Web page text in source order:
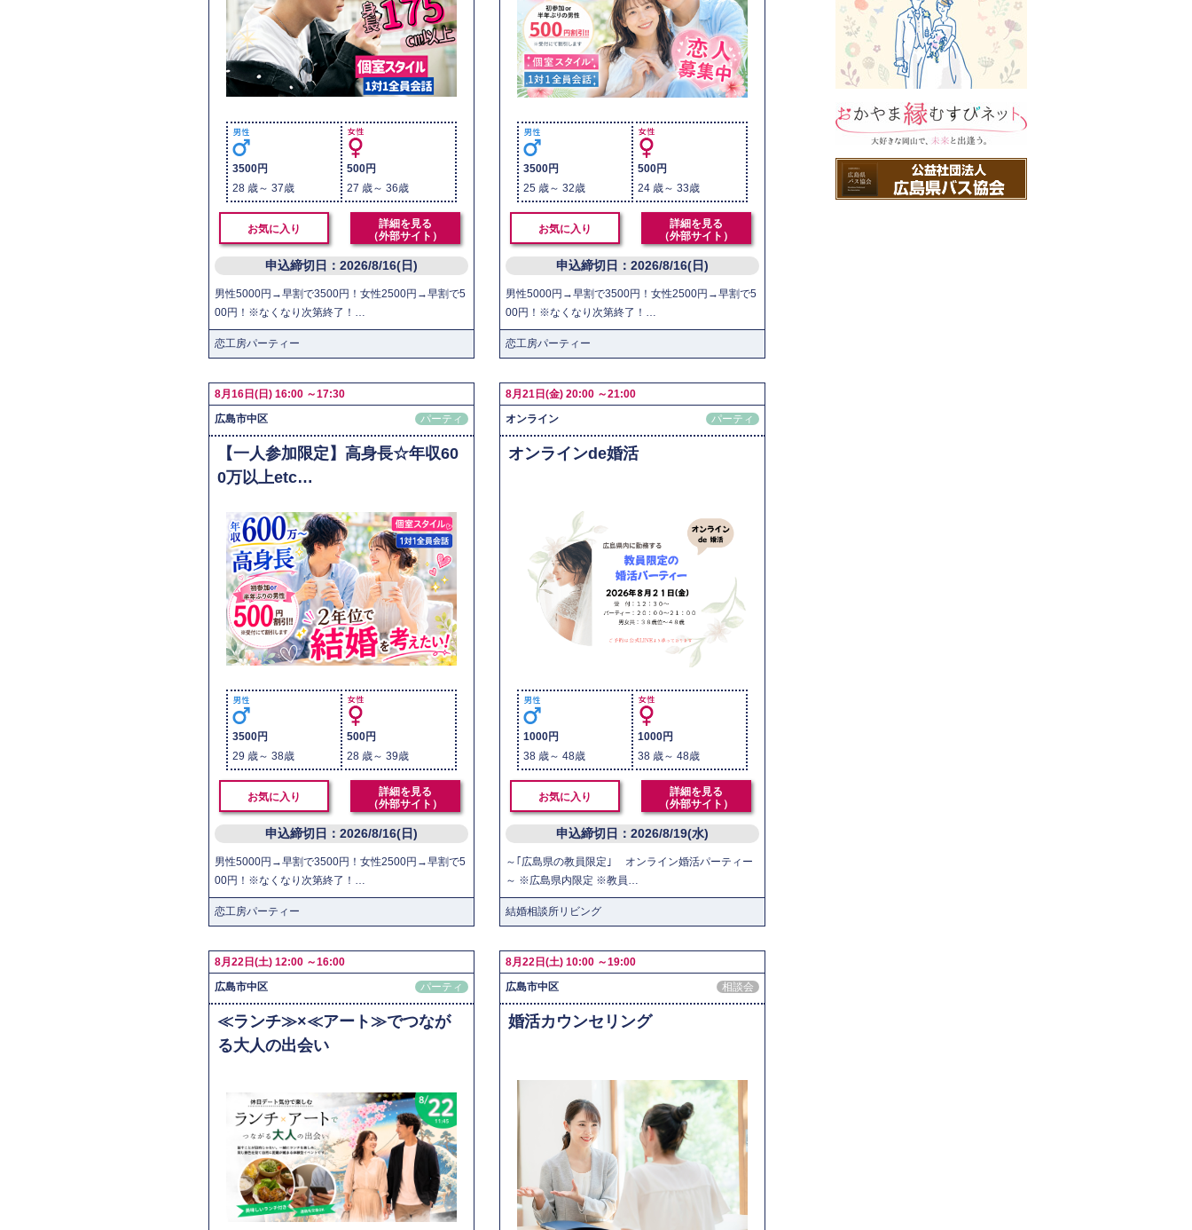
3500円
28 歳～ 37歳
500円
27 歳～ 36歳
お気に入り
詳細を見る
（外部サイト）
申込締切日：2026/8/16(日)
男性5000円→早割で3500円！女性2500円→早割で5
00円！※なくなり次第終了！…
恋工房パーティー
3500円
25 歳～ 32歳
500円
24 歳～ 33歳
お気に入り
詳細を見る
（外部サイト）
申込締切日：2026/8/16(日)
男性5000円→早割で3500円！女性2500円→早割で5
00円！※なくなり次第終了！…
恋工房パーティー
8月16日(日) 16:00 ～17:30
広島市中区
パーティ
【一人参加限定】高身長☆年収60
0万以上etc…
3500円
29 歳～ 38歳
500円
28 歳～ 39歳
お気に入り
詳細を見る
（外部サイト）
申込締切日：2026/8/16(日)
男性5000円→早割で3500円！女性2500円→早割で5
00円！※なくなり次第終了！…
恋工房パーティー
8月21日(金) 20:00 ～21:00
オンライン
パーティ
オンラインde婚活
1000円
38 歳～ 48歳
1000円
38 歳～ 48歳
お気に入り
詳細を見る
（外部サイト）
申込締切日：2026/8/19(水)
～｢広島県の教員限定｣ オンライン婚活パーティー
～ ※広島県内限定 ※教員…
結婚相談所リビング
8月22日(土) 12:00 ～16:00
広島市中区
パーティ
≪ランチ≫×≪アート≫でつなが
る大人の出会い
8月22日(土) 10:00 ～19:00
広島市中区
相談会
婚活カウンセリング